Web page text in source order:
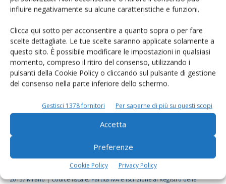
influire negativamente su alcune caratteristiche e funzioni.
Clicca qui sotto per acconsentire a quanto sopra o per fare
scelte dettagliate. Le tue scelte saranno applicate solamente a
questo sito. È possibile modificare le impostazioni in qualsiasi
momento, compreso il ritiro del consenso, utilizzando i
pulsanti della Cookie Policy o cliccando sul pulsante di gestione
del consenso nella parte inferiore dello schermo.
Gestisci 1378 fornitori Per saperne di più su questi scopi
Accetta
Preferenze
Cookie Policy Privacy Policy
© Tecniche Nuove Spa. Tutti i diritti riservati. Sede legale Via Eritrea 21 -
20157 Milano | Codice fiscale, Partita IVA e Iscrizione al Registro delle